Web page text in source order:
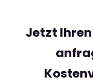
Jetzt